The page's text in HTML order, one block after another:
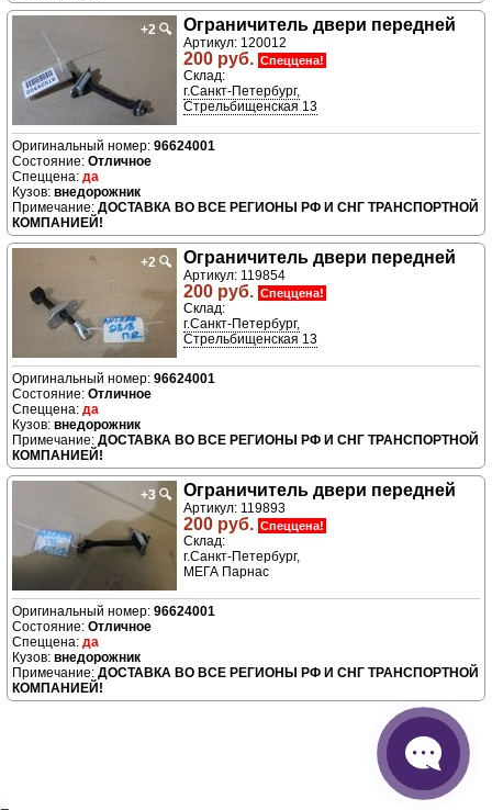
+2 🔍 Ограничитель двери передней
Артикул: 120012
200 руб. Спеццена!
Склад:
г.Санкт-Петербург,
Стрельбищенская 13
96624001
Отличное
да
внедорожник
ДОСТАВКА ВО ВСЕ РЕГИОНЫ РФ И СНГ ТРАНСПОРТНОЙ
КОМПАНИЕЙ!
+2 🔍 Ограничитель двери передней
Артикул: 119854
200 руб. Спеццена!
Склад:
г.Санкт-Петербург,
Стрельбищенская 13
96624001
Отличное
да
внедорожник
ДОСТАВКА ВО ВСЕ РЕГИОНЫ РФ И СНГ ТРАНСПОРТНОЙ
КОМПАНИЕЙ!
+3 🔍 Ограничитель двери передней
Артикул: 119893
200 руб. Спеццена!
Склад:
г.Санкт-Петербург,
МЕГА Парнас
96624001
Отличное
да
внедорожник
ДОСТАВКА ВО ВСЕ РЕГИОНЫ РФ И СНГ ТРАНСПОРТНОЙ
КОМПАНИЕЙ!